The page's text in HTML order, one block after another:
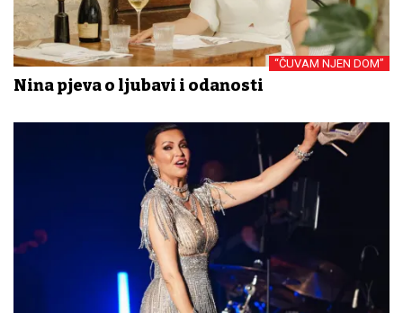
“ČUVAM NJEN DOM”
Nina pjeva o ljubavi i odanosti